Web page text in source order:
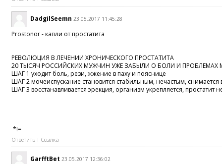
DadgilSeemn 23.05.2017 11:45:28
Prostonor - капли от простатита
РЕВОЛЮЦИЯ В ЛЕЧЕНИИ ХРОНИЧЕСКОГО ПРОСТАТИТА
20 ТЫСЯЧ РОССИЙСКИХ МУЖЧИН УЖЕ ЗАБЫЛИ О БОЛИ И ПРОБЛЕМАХ
ШАГ 1 уходит боль, рези, жжение в паху и пояснице
ШАГ 2 мочеиспускание становится стабильным, нечастым, снимается
ШАГ 3 восстанавливается эрекция, организм укрепляется, простатит
*!=
Ответить Ссылка
GarfftBet 23.05.2017 12:36:02